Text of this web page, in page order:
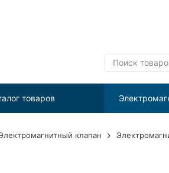
товаров
клапан